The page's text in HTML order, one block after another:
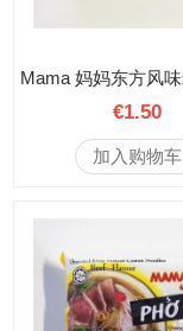
€1.50
加入购物车